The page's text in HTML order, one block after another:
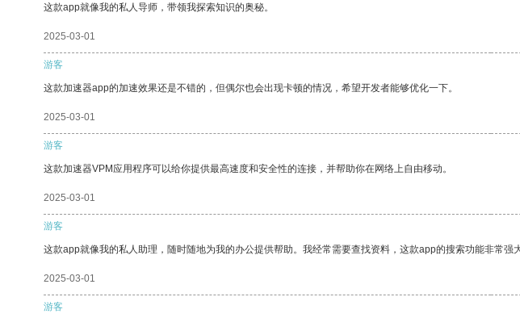
这款app就像我的私人导师，带领我探索知识的奥秘。
2025-03-01
游客
这款加速器app的加速效果还是不错的，但偶尔也会出现卡顿的情况，希望开发者能够优化一下。
2025-03-01
游客
这款加速器VPM应用程序可以给你提供最高速度和安全性的连接，并帮助你在网络上自由移动。
2025-03-01
游客
这款app就像我的私人助理，随时随地为我的办公提供帮助。我经常需要查找资料，这款app的搜索功能非常强
2025-03-01
游客